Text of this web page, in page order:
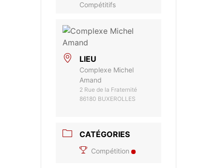
Compétitifs
LIEU
Complexe Michel
Amand
2 Rue de la Fraternité
86180 BUXEROLLES
CATÉGORIES
Compétition